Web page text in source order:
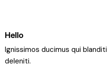
Hello
Ignissimos ducimus qui
deleniti.